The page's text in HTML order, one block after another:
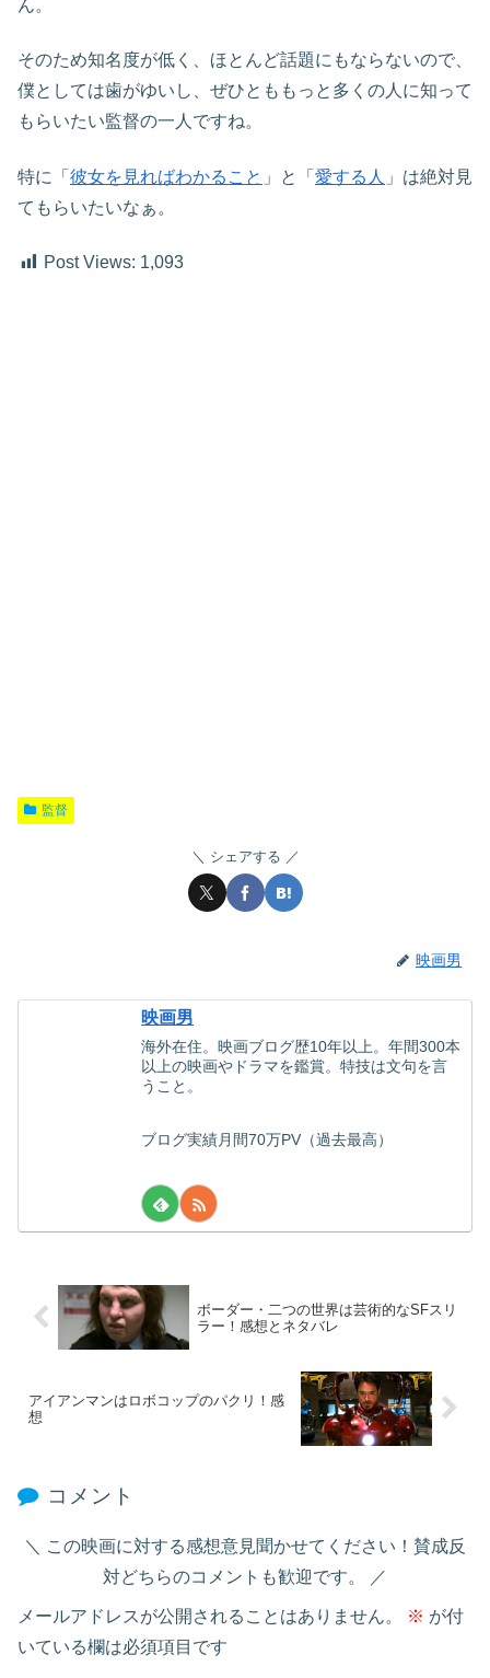
ん。
そのため知名度が低く、ほとんど話題にもならないので、
僕としては歯がゆいし、ぜひとももっと多くの人に知って
もらいたい監督の一人ですね。
特に「 彼女を見ればわかること 」と「 愛する人 」は絶対見
てもらいたいなぁ。
Post Views: 1,093
監督
シェアする
映画男
映画男
海外在住。映画ブログ歴10年以上。年間300本
以上の映画やドラマを鑑賞。特技は文句を言
うこと。
ブログ実績月間70万PV（過去最高）
ボーダー・二つの世界は芸術的なSFスリ
ラー！感想とネタバレ
アイアンマンはロボコップのパクリ！感
想
コメント
この映画に対する感想意見聞かせてください！賛成反
対どちらのコメントも歓迎です。
メールアドレスが公開されることはありません。 ※ が付
いている欄は必須項目です